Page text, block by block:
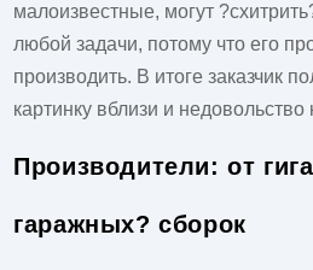
малоизвестные, могут
любой задачи, потому что его
производить. В итоге заказчик
картинку вблизи и недовольство
Производители: от
гаражных? сборок